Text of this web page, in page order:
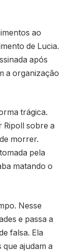
ao
de Lucia.
após
a organização
trágica.
Ripoll sobre a
morrer.
pela
matando o
Nesse
e passa a
falsa. Ela
ajudam a